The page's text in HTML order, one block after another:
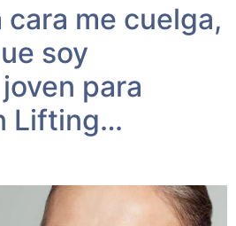
me cuelga,
soy
para
Lifting…